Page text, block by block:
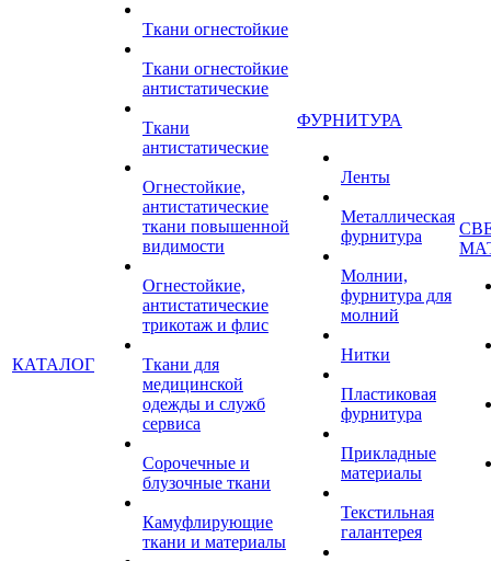
КАТАЛОГ
Ткани огнестойкие
Ткани огнестойкие
антистатические
Ткани
антистатические
Огнестойкие,
антистатические
ткани повышенной
видимости
Огнестойкие,
антистатические
трикотаж и флис
Ткани для
медицинской
одежды и служб
сервиса
Сорочечные и
блузочные ткани
Камуфлирующие
ткани и материалы
ФУРНИТУРА
Ленты
Металлическая
фурнитура
Молнии,
фурнитура для
молний
Нитки
Пластиковая
фурнитура
Прикладные
материалы
Текстильная
галантерея